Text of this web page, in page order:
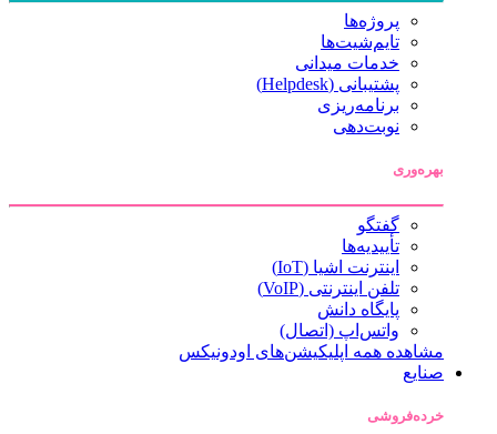
پروژه‌ها
تایم‌شیت‌ها
خدمات میدانی
پشتیبانی (Helpdesk)
برنامه‌ریزی
نوبت‌دهی
بهره‌وری
گفتگو
تأییدیه‌ها
اینترنت اشیا (IoT)
تلفن اینترنتی (VoIP)
پایگاه دانش
واتس‌اپ (اتصال)
مشاهده همه اپلیکیشن‌های اودونیکس
صنایع
خرده‌فروشی